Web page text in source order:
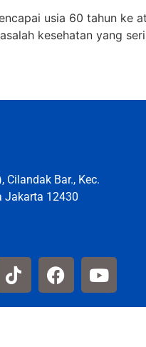
usia 60 tahun ke
kesehatan yang
Cilandak Bar., Kec.
Jakarta 12430